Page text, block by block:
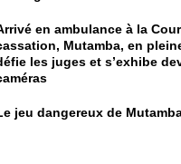
en ambulance à la
Mutamba, en
les juges et s’exhibe
jeu dangereux de